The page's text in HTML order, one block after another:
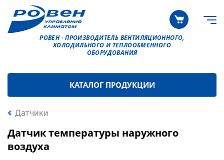
РОВЕН - ПРОИЗВОДИТЕЛЬ ВЕНТИЛЯЦИОННОГО,
ХОЛОДИЛЬНОГО И ТЕПЛООБМЕННОГО
ОБОРУДОВАНИЯ
КАТАЛОГ ПРОДУКЦИИ
Датчики
Датчик температуры наружного
воздуха